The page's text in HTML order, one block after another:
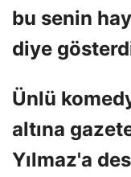
bu senin
diye
Ünlü
altına
Yılmaz'a